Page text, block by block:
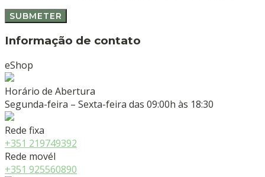
Informação de contato
eShop
Horário de Abertura
Segunda-feira – Sexta-feira das 09:00h às 18:30
Rede fixa
+351 219749392
Rede movél
+351 925560890